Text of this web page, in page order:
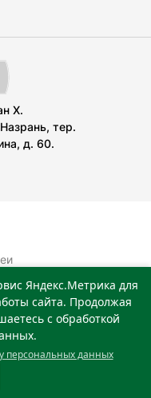
Х.
тер.
д. 60.
77-
Яндекс.Метрика для
сайта. Продолжая
с обработкой
персональных данных